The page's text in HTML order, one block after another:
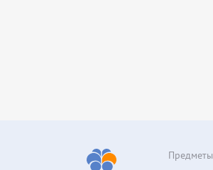
Предметы